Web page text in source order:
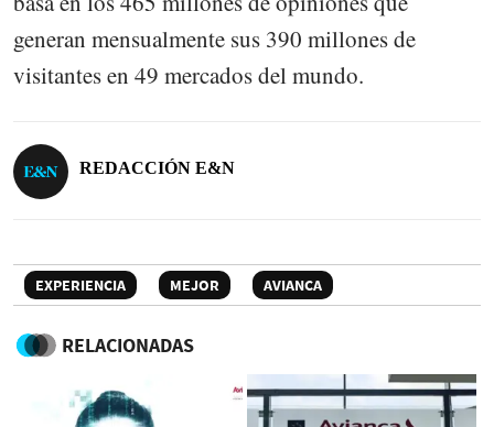
generan mensualmente sus 390 millones de
visitantes en 49 mercados del mundo.
REDACCIÓN E&N
EXPERIENCIA MEJOR AVIANCA
RELACIONADAS